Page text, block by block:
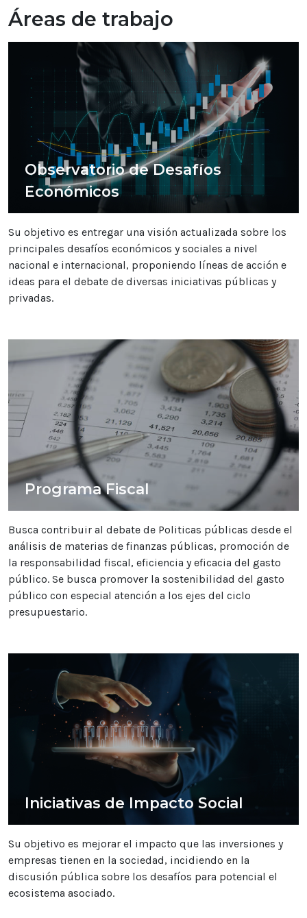
Áreas de trabajo
Observatorio de Desafíos
Económicos
Su objetivo es entregar una visión actualizada sobre los
principales desafíos económicos y sociales a nivel
nacional e internacional, proponiendo líneas de acción e
ideas para el debate de diversas iniciativas públicas y
privadas.
Programa Fiscal
Busca contribuir al debate de Politicas públicas desde el
análisis de materias de finanzas públicas, promoción de
la responsabilidad fiscal, eficiencia y eficacia del gasto
público. Se busca promover la sostenibilidad del gasto
público con especial atención a los ejes del ciclo
presupuestario.
Iniciativas de Impacto Social
Su objetivo es mejorar el impacto que las inversiones y
empresas tienen en la sociedad, incidiendo en la
discusión pública sobre los desafíos para potencial el
ecosistema asociado.